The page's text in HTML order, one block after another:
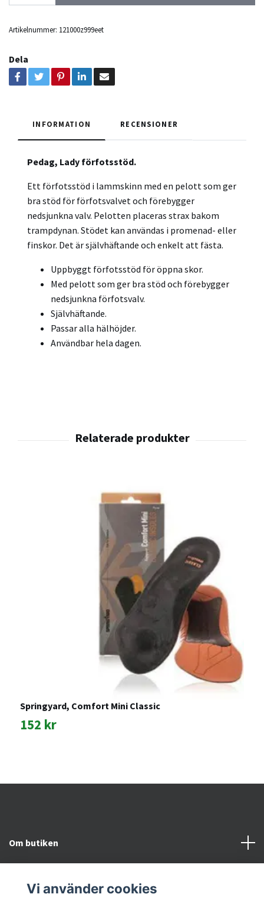
Artikelnummer: 121000z999eet
Dela
INFORMATION RECENSIONER
Pedag, Lady förfotsstöd.
Ett förfotsstöd i lammskinn med en pelott som ger
bra stöd för förfotsvalvet och förebygger
nedsjunkna valv. Pelotten placeras strax bakom
trampdynan. Stödet kan användas i promenad- eller
finskor. Det är självhäftande och enkelt att fästa.
Uppbyggt förfotsstöd för öppna skor.
Med pelott som ger bra stöd och förebygger
nedsjunkna förfotsvalv.
Självhäftande.
Passar alla hälhöjder.
Användbar hela dagen.
Springyard, Comfort Mini Classic
152 kr
Om butiken
Vi använder cookies